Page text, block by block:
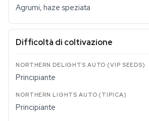
Agrumi, haze speziata
Difficoltà di coltivazione
Principiante
Principiante